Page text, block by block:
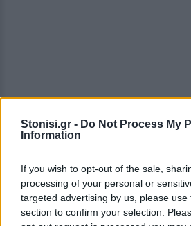
Stonisi.gr - Do Not Process My
Information
If you wish to opt-out of the sale,
processing of your personal or
targeted advertising by us, please
section to confirm your selection.
Τα αποτελέσματά της
ακόμη και σήμερα, 18 χρόνια
ζητούμενο και δεν είναι άλλο